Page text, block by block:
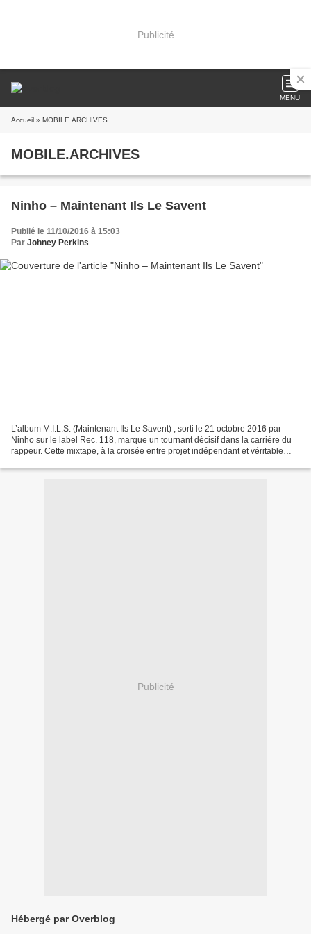
Publicité
MENU
Accueil » MOBILE.ARCHIVES
MOBILE.ARCHIVES
Ninho – Maintenant Ils Le Savent
Publié le 11/10/2016 à 15:03
Par Johney Perkins
L’album M.I.L.S. (Maintenant Ils Le Savent) , sorti le 21 octobre 2016 par
Ninho sur le label Rec. 118, marque un tournant décisif dans la carrière du
rappeur. Cette mixtape, à la croisée entre projet indépendant et véritable
Publicité
Hébergé par Overblog